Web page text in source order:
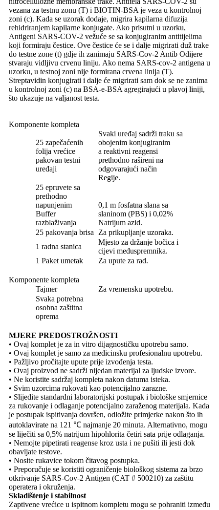
vezana za testnu zonu (T) i BIOTIN-BSA je veza u kontrolnoj
zoni (c). Kada se uzorak dodaje, migrira kapilarna difuzija
rehidriranjem kapilarne konjugate. Ako prisutni u uzorku,
Antigeni SARS-COV-2 vežuće se sa konjugiranim antitijelima
koji formiraju čestice. Ove čestice će se i dalje migrirati duž trake
do testne zone (t) gdje ih zanimaju SARS-Cov-2 Antib Odijere
stvaraju vidljivu crvenu liniju. Ako nema SARS-cov-2 antigena u
uzorku, u testnoj zoni nije formirana crvena linija (T).
Streptavidin konjugirati i dalje će migrirati sam dok se ne zanima
u kontrolnoj zoni (c) na BSA-e-BSA agregirajući u plavoj liniji,
što ukazuje na valjanost testa.
Komponente kompleta
25 zapečaćenih
folija vrećice
pakovan testni
uređaji
Svaki uređaj sadrži traku sa
obojenim konjugiranim
a reaktivni reagensi
prethodno rašireni na
odgovarajući način
Regije.
25 epruvete sa
prethodno
napunjenim
Buffer
razblaživanja
0,1 m fosfatna slana sa
slaninom (PBS) i 0,02%
Natrijum azid.
25 pakovanja brisa
Za prikupljanje uzoraka.
1 radna stanica
Mjesto za držanje bočica i
cijevi međuspremnika.
1 Paket umetak
Za upute za rad.
Komponente kompleta
Tajmer
Za vremensku upotrebu.
Svaka potrebna
osobna zaštitna
oprema
MJERE PREDOSTROŽNOSTI
• Ovaj komplet je za in vitro dijagnostičku upotrebu samo.
• Ovaj komplet je samo za medicinsku profesionalnu upotrebu.
• Pažljivo pročitajte upute prije izvođenja testa.
• Ovaj proizvod ne sadrži nijedan materijal za ljudske izvore.
• Ne koristite sadržaj kompleta nakon datuma isteka.
• Svim uzorcima rukovati kao potencijalno zarazne.
• Slijedite standardni laboratorijski postupak i biološke smjernice
za rukovanje i odlaganje potencijalno zaraženog materijala. Kada
je postupak ispitivanja dovršen, odložite primjerke nakon što ih
autoklavirate na 121 ℃ najmanje 20 minuta. Alternativno, mogu
se liječiti sa 0,5% natrijum hipohlorita četiri sata prije odlaganja.
• Nemojte pipetirati reagense kroz usta i ne pušiti ili jesti dok
obavljate testove.
• Nosite rukavice tokom čitavog postupka.
• Preporučuje se koristiti ograničenje biološkog sistema za brzo
otkrivanje SARS-Cov-2 Antigen (CAT # 500210) za zaštitu
operatera i okruženja.
Skladištenje i stabilnost
Zaptivene vrećice u ispitnom kompletu mogu se pohraniti između